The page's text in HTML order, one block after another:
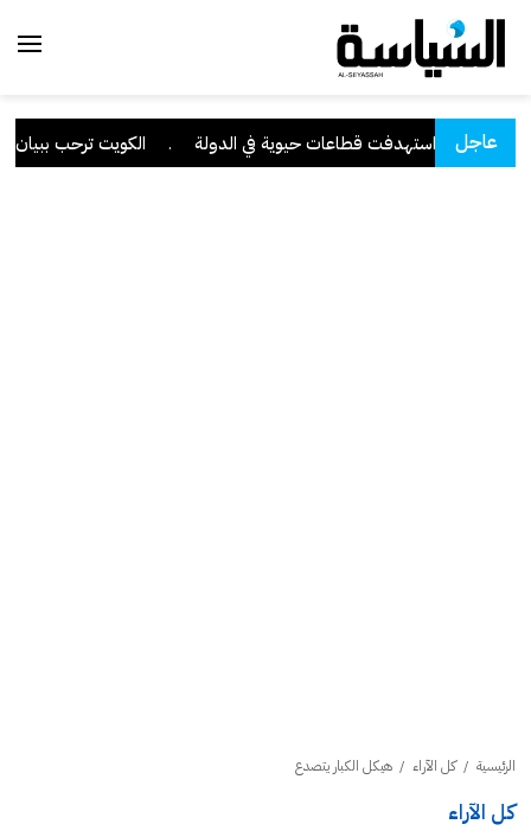
عاجل
متقدمة استهدفت قطاعات حيوية في الدولة . الكويت ترحب ببيان
الرئيسية /كل الآراء / هيكل الكبار يتصدع
كل الآراء